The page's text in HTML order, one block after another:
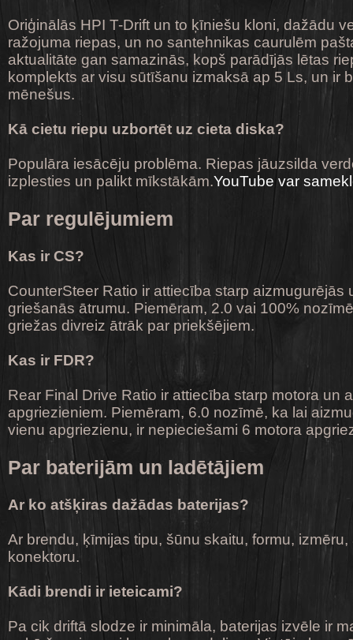
Oriģinālās HPI T-Drift un to ķīniešu kloni, dažādu
ražojuma riepas, un no santehnikas caurulēm
aktualitāte gan samazinās, kopš parādījās lētas
komplekts ar visu sūtīšanu izmaksā ap 5 Ls, un ir
mēnešus.
Kā cietu riepu uzbortēt uz cieta diska?
Populāra iesācēju problēma. Riepas jāuzsilda
izplesties un palikt mīkstākām.YouTube var
Par regulējumiem
Kas ir CS?
CounterSteer Ratio ir attiecība starp aizmugurējās
griešanās ātrumu. Piemēram, 2.0 vai 100%
griežas divreiz ātrāk par priekšējiem.
Kas ir FDR?
Rear Final Drive Ratio ir attiecība starp motora un
apgriezieniem. Piemēram, 6.0 nozīmē, ka lai
vienu apgriezienu, ir nepieciešami 6 motora
Par baterijām un ladētājiem
Ar ko atšķiras dažādas baterijas?
Ar brendu, ķīmijas tipu, šūnu skaitu, formu,
konektoru.
Kādi brendi ir ieteicami?
Pa cik driftā slodze ir minimāla, baterijas izvēle ir